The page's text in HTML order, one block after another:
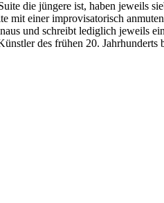
die jüngere ist, haben jeweils
mit einer improvisatorisch
und schreibt lediglich jeweils
des frühen 20.